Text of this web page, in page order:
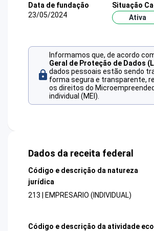
Data de fundação
23/05/2024
Situação
Ativa
Informamos que, de acordo
Geral de Proteção de Dados
dados pessoais estão sendo
forma segura e transparente,
os direitos do
individual (MEI).
Dados da receita federal
Código e descrição da natureza
jurídica
213 | EMPRESARIO (INDIVIDUAL)
Código e descrição da atividade